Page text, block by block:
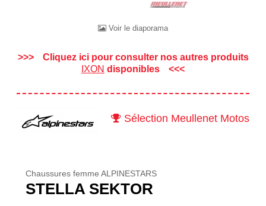
Voir le diaporama
Cliquez ici pour consulter nos autres produits
IXON disponibles
Sélection Meullenet Motos
Chaussures femme ALPINESTARS
STELLA SEKTOR